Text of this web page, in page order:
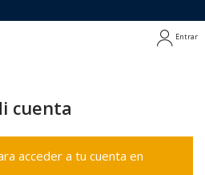
Entrar
cuenta
acceder a tu cuenta en